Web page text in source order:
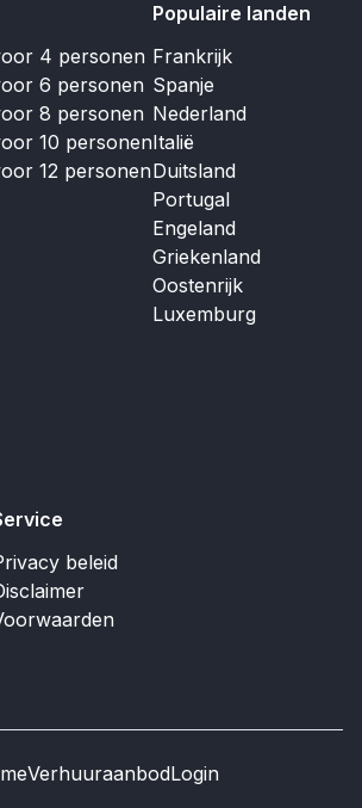
4 personen
6 personen
8 personen
10 personen
12 personen
Populaire landen
Frankrijk
Spanje
Nederland
Italië
Duitsland
Portugal
Engeland
Griekenland
Oostenrijk
Luxemburg
beleid
VerhuuraanbodLogin